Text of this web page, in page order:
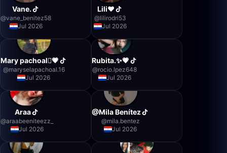
Vane.
@vane_benitez58
Jul 2026
Lili❤️
@lilirodri53
Jul 2026
Mary pachoal💗
@maryselapachoal.16
Jul 2026
Rubita.✨💗
@rocio.lpez648
Jul 2026
Araa
@araabeeniteezz_
Jul 2026
@Mila Benítez
@mila.bentez
Jul 2026